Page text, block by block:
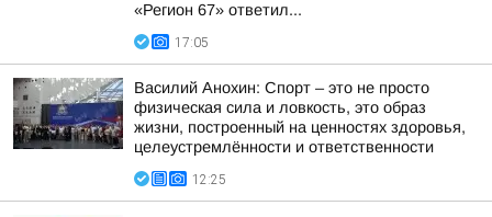
«Регион 67» ответил...
17:05
Василий Анохин: Спорт – это не просто
физическая сила и ловкость, это образ
жизни, построенный на ценностях здоровья,
целеустремлённости и ответственности
12:25